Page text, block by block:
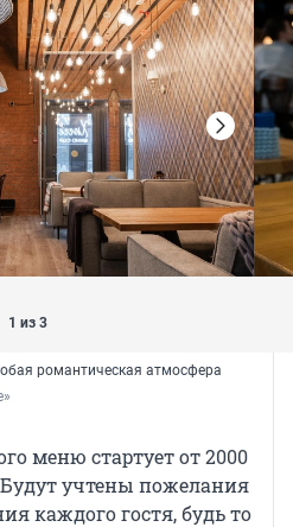
1 из 3
романтическая атмосфера
меню стартует от 2000
учтены пожелания
каждого гостя, будь то